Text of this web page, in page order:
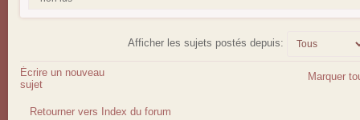
Afficher les sujets postés depuis:
Écrire un nouveau
sujet
Marquer
Retourner vers Index du forum